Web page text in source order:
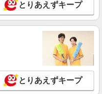
とりあえずキープ
とりあえずキープ